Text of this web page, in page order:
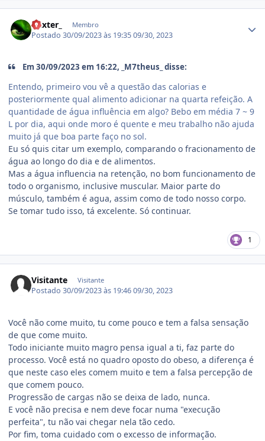
Dexter_ Membro
Postado30/09/2023 às 19:3509/30, 2023
Em 30/09/2023 em 16:22, _M7theus_ disse:
Entendo, primeiro vou vê a questão das calorias e
posteriormente qual alimento adicionar na quarta refeição. A
quantidade de água influência em algo? Bebo em média 7 ~ 9
L por dia, aqui onde moro é quente e meu trabalho não ajuda
muito já que boa parte faço no sol.
Eu só quis citar um exemplo, comparando o fracionamento de
água ao longo do dia e de alimentos.
Mas a água influencia na retenção, no bom funcionamento de
todo o organismo, inclusive muscular. Maior parte do
músculo, também é agua, assim como de todo nosso corpo.
Se tomar tudo isso, tá excelente. Só continuar.
1
Visitante Visitante
Postado30/09/2023 às 19:4609/30, 2023
Você não come muito, tu come pouco e tem a falsa sensação
de que come muito.
Todo iniciante muito magro pensa igual a ti, faz parte do
processo. Você está no quadro oposto do obeso, a diferença é
que neste caso eles comem muito e tem a falsa percepção de
que comem pouco.
Progressão de cargas não se deixa de lado, nunca.
E você não precisa e nem deve focar numa "execução
perfeita", tu não vai chegar nela tão cedo.
Por fim, toma cuidado com o excesso de informação.